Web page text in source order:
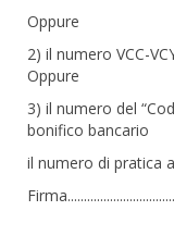
Oppure
2) il numero VCC-
Oppure
3) il numero del
bonifico
il numero di pratica